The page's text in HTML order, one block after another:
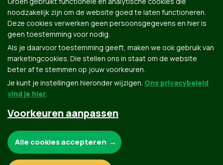
Groen.be
Contact Privacybeleid
noodzakelijk zijn om de website goed te laten functioneren.
Deze cookies verwerken geen persoonsgegevens en hier is
geen toestemming voor nodig.
Als je daarvoor toestemming geeft, maken we ook gebruik van
marketingcookies. Die stellen ons in staat om de website
beter af te stemmen op jouw voorkeuren.
Je kunt je instellingen hieronder wijzigen. Ons privacybeleid
vind je hier.
Voorkeuren aanpassen
Alle cookies accepteren